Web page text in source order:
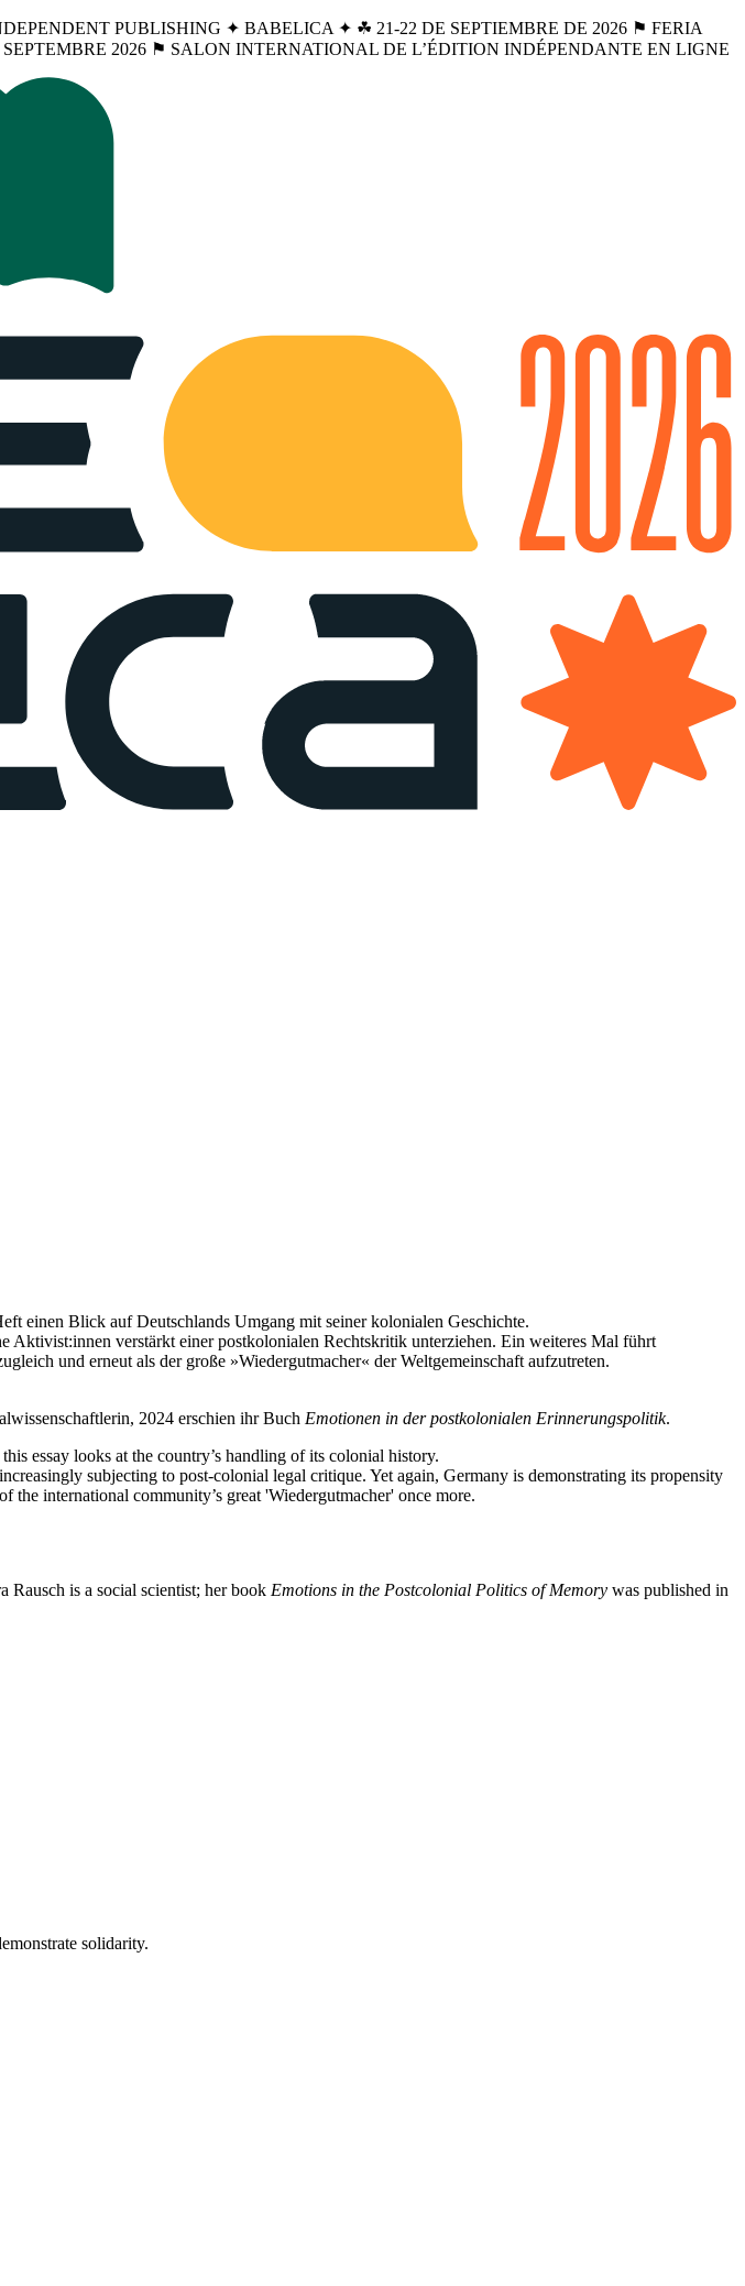
PUBLISHING ✦ BABELICA ✦ ☘︎ 21-22 DE SEPTIEMBRE DE 2026 ⚑ FERIA
2026 ⚑ SALON INTERNATIONAL DE L’ÉDITION INDÉPENDANTE EN LIGNE
einen Blick auf Deutschlands Umgang mit seiner kolonialen Geschichte.
Aktivist:innen verstärkt einer postkolonialen Rechtskritik unterziehen. Ein weiteres Mal führt
und erneut als der große »Wiedergutmacher« der Weltgemeinschaft aufzutreten.
2024 erschien ihr Buch Emotionen in der postkolonialen Erinnerungspolitik.
essay looks at the country’s handling of its colonial history.
subjecting to post-colonial legal critique. Yet again, Germany is demonstrating its propensity
international community’s great 'Wiedergutmacher' once more.
Rausch is a social scientist; her book Emotions in the Postcolonial Politics of Memory was published in
solidarity.